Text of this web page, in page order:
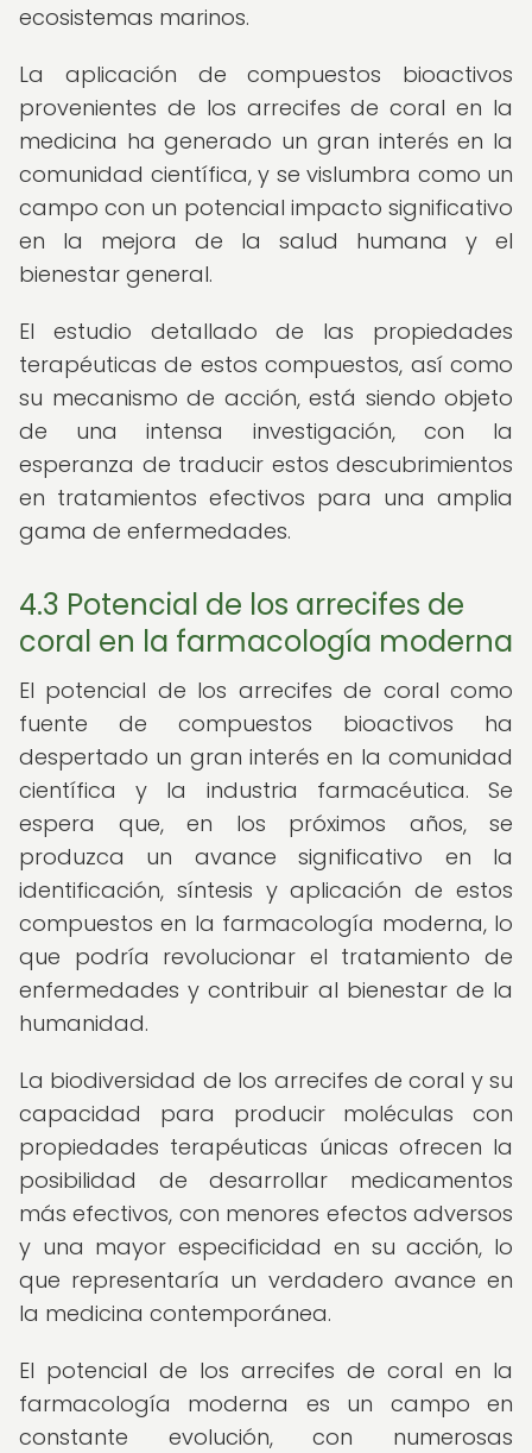
ecosistemas marinos.
La aplicación de compuestos bioactivos
provenientes de los arrecifes de coral en la
medicina ha generado un gran interés en la
comunidad científica, y se vislumbra como un
campo con un potencial impacto significativo
en la mejora de la salud humana y el
bienestar general.
El estudio detallado de las propiedades
terapéuticas de estos compuestos, así como
su mecanismo de acción, está siendo objeto
de una intensa investigación, con la
esperanza de traducir estos descubrimientos
en tratamientos efectivos para una amplia
gama de enfermedades.
4.3 Potencial de los arrecifes de
coral en la farmacología moderna
El potencial de los arrecifes de coral como
fuente de compuestos bioactivos ha
despertado un gran interés en la comunidad
científica y la industria farmacéutica. Se
espera que, en los próximos años, se
produzca un avance significativo en la
identificación, síntesis y aplicación de estos
compuestos en la farmacología moderna, lo
que podría revolucionar el tratamiento de
enfermedades y contribuir al bienestar de la
humanidad.
La biodiversidad de los arrecifes de coral y su
capacidad para producir moléculas con
propiedades terapéuticas únicas ofrecen la
posibilidad de desarrollar medicamentos
más efectivos, con menores efectos adversos
y una mayor especificidad en su acción, lo
que representaría un verdadero avance en
la medicina contemporánea.
El potencial de los arrecifes de coral en la
farmacología moderna es un campo en
constante evolución, con numerosas